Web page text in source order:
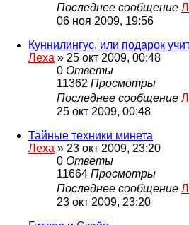
Последнее сообщение
06 ноя 2009, 19:56
Куннилингус, или подарок
Леха » 25 окт 2009, 00:48
0 Ответы
11362 Просмотры
Последнее сообщение
25 окт 2009, 00:48
Тайные техники минета
Леха » 23 окт 2009, 23:20
0 Ответы
11664 Просмотры
Последнее сообщение
23 окт 2009, 23:20